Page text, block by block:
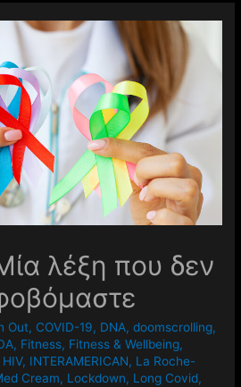
λέξη που δεν
Out, COVID-19, DNA,doomscrolling,
, Fitness, Fitness & Wellbeing,
HIV, INTERAMERICAN, La Roche-
Cream, Lockdown, Long Covid,